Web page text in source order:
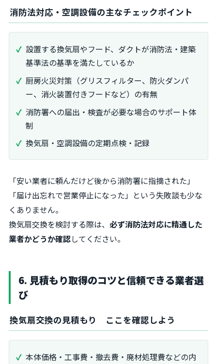
消防法対応・空調設備の主なチェックポイント
設置する換気扇やフード、ダクトが消防法・建築
基準法の基準を満たしているか
厨房火災対策（グリスフィルター、防火ダンパ
ー、消火装置付きフードなど）の有無
消防署への届出・検査が必要な場合のサポート体
制
換気扇・空調設備の定期点検・記録
「安い業者に頼んだけど後から消防署に指摘された」
「届け出忘れで営業停止になった」という失敗談も少な
くありません。
換気扇交換を検討する際は、 必ず消防法対応に精通した
業者かどうか確認してください。
6. 見積もり取得のコツと信頼できる業者選
び
換気扇交換の見積もり ここを確認しよう
本体価格・工事費・撤去費・廃材処理費などの内